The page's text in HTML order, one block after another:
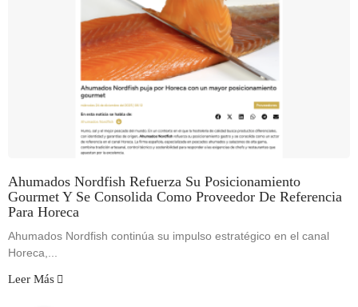
Ahumados Nordfish Refuerza Su Posicionamiento
Gourmet Y Se Consolida Como Proveedor De Referencia
Para Horeca
Ahumados Nordfish continúa su impulso estratégico en el canal
Horeca,...
Leer Más